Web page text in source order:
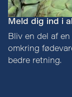
Meld dig ind i
Bliv en del af
omkring
bedre retning.